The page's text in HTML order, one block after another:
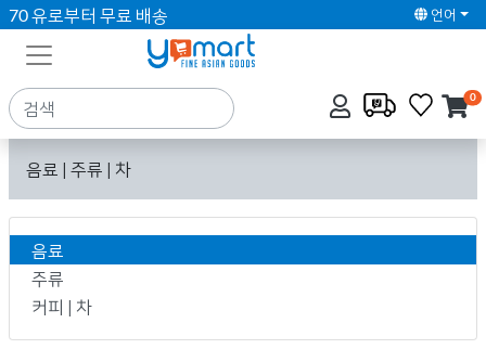
70 유로부터 무료 배송 언어
0
음료 | 주류 | 차
음료
주류
커피 | 차